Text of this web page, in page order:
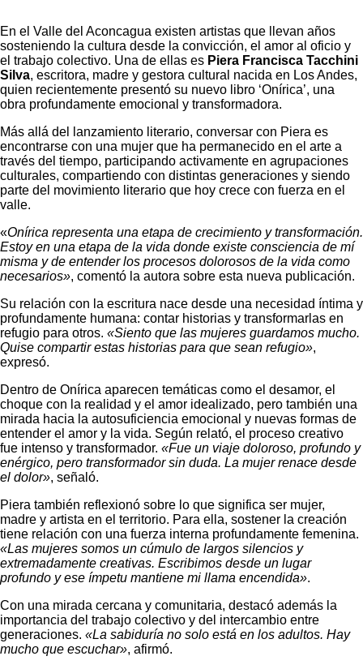
En el Valle del Aconcagua existen artistas que llevan años
sosteniendo la cultura desde la convicción, el amor al oficio y
el trabajo colectivo. Una de ellas es Piera Francisca Tacchini
Silva, escritora, madre y gestora cultural nacida en Los Andes,
quien recientemente presentó su nuevo libro ‘Onírica’, una
obra profundamente emocional y transformadora.
Más allá del lanzamiento literario, conversar con Piera es
encontrarse con una mujer que ha permanecido en el arte a
través del tiempo, participando activamente en agrupaciones
culturales, compartiendo con distintas generaciones y siendo
parte del movimiento literario que hoy crece con fuerza en el
valle.
«Onírica representa una etapa de crecimiento y transformación.
Estoy en una etapa de la vida donde existe consciencia de mí
misma y de entender los procesos dolorosos de la vida como
necesarios», comentó la autora sobre esta nueva publicación.
Su relación con la escritura nace desde una necesidad íntima y
profundamente humana: contar historias y transformarlas en
refugio para otros. «Siento que las mujeres guardamos mucho.
Quise compartir estas historias para que sean refugio»,
expresó.
Dentro de Onírica aparecen temáticas como el desamor, el
choque con la realidad y el amor idealizado, pero también una
mirada hacia la autosuficiencia emocional y nuevas formas de
entender el amor y la vida. Según relató, el proceso creativo
fue intenso y transformador. «Fue un viaje doloroso, profundo y
enérgico, pero transformador sin duda. La mujer renace desde
el dolor», señaló.
Piera también reflexionó sobre lo que significa ser mujer,
madre y artista en el territorio. Para ella, sostener la creación
tiene relación con una fuerza interna profundamente femenina.
«Las mujeres somos un cúmulo de largos silencios y
extremadamente creativas. Escribimos desde un lugar
profundo y ese ímpetu mantiene mi llama encendida».
Con una mirada cercana y comunitaria, destacó además la
importancia del trabajo colectivo y del intercambio entre
generaciones. «La sabiduría no solo está en los adultos. Hay
mucho que escuchar», afirmó.